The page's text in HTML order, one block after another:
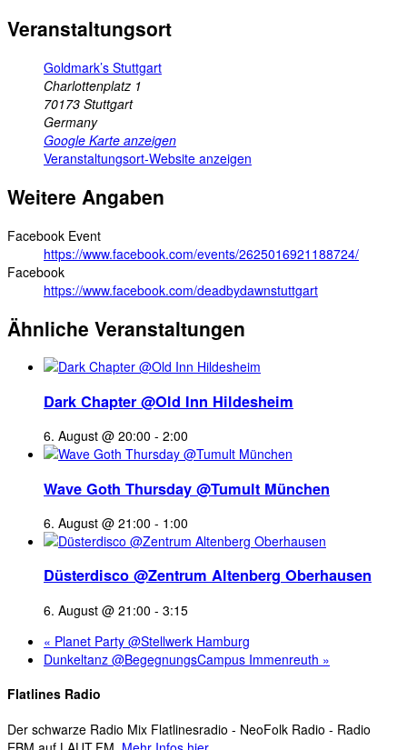
Veranstaltungsort
Goldmark’s Stuttgart
Charlottenplatz 1
70173 Stuttgart
Germany
Google Karte anzeigen
Veranstaltungsort-Website anzeigen
Weitere Angaben
Facebook Event
https://www.facebook.com/events/2625016921188724/
Facebook
https://www.facebook.com/deadbydawnstuttgart
Ähnliche Veranstaltungen
Dark Chapter @Old Inn Hildesheim
6. August @ 20:00 - 2:00
Wave Goth Thursday @Tumult München
6. August @ 21:00 - 1:00
Düsterdisco @Zentrum Altenberg Oberhausen
6. August @ 21:00 - 3:15
« Planet Party @Stellwerk Hamburg
Dunkeltanz @BegegnungsCampus Immenreuth »
Flatlines Radio
Der schwarze Radio Mix Flatlinesradio - NeoFolk Radio - Radio